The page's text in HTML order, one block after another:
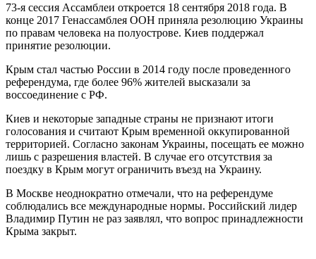
73-я сессия Ассамблеи откроется 18 сентября 2018 года. В
конце 2017 Генассамблея ООН приняла резолюцию Украины
по правам человека на полуострове. Киев поддержал
принятие резолюции.
Крым стал частью России в 2014 году после проведенного
референдума, где более 96% жителей высказали за
воссоединение с РФ.
Киев и некоторые западные страны не признают итоги
голосования и считают Крым временной оккупированной
территорией. Согласно законам Украины, посещать ее можно
лишь с разрешения властей. В случае его отсутствия за
поездку в Крым могут ограничить въезд на Украину.
В Москве неоднократно отмечали, что на референдуме
соблюдались все международные нормы. Российский лидер
Владимир Путин не раз заявлял, что вопрос принадлежности
Крыма закрыт.